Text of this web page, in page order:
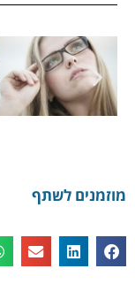
מוזמנים לשתף